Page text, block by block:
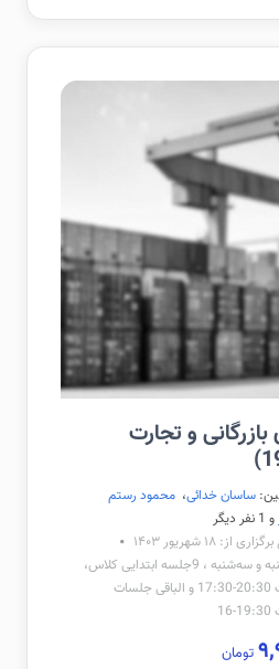
و تجارت
ساسان خدائی، محمود رستم
و 1 نفر دیگر
از: ۱۸ شهریور ۱۴۰۳
یک‌شنبه و سه‌شنبه ، 9جلسه ابتدایی کلاس،
ساعت 20:30-17:30 و الباقی جلسات
تومان